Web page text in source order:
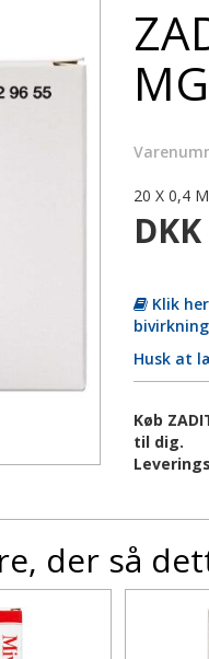
20 X 0,4
Klik
Husk at
Køb
til dig.
der så